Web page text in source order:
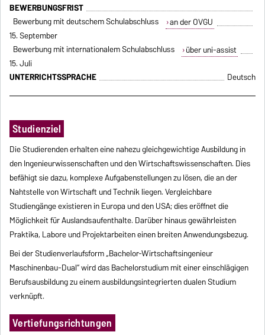
BEWERBUNGSFRIST
Bewerbung mit deutschem Schulabschluss
an der OVGU
15. September
Bewerbung mit internationalem Schulabschluss
über uni-assist
15. Juli
UNTERRICHTSSPRACHE
Deutsch
Studienziel
Die Studierenden erhalten eine nahezu gleichgewichtige Ausbildung in
den Ingenieurwissenschaften und den Wirtschaftswissenschaften. Dies
befähigt sie dazu, komplexe Aufgabenstellungen zu lösen, die an der
Nahtstelle von Wirtschaft und Technik liegen. Vergleichbare
Studiengänge existieren in Europa und den USA; dies eröffnet die
Möglichkeit für Auslandsaufenthalte. Darüber hinaus gewährleisten
Praktika, Labore und Projektarbeiten einen breiten Anwendungsbezug.
Bei der Studienverlaufsform „Bachelor-Wirtschaftsingenieur
Maschinenbau-Dual“ wird das Bachelorstudium mit einer einschlägigen
Berufsausbildung zu einem ausbildungsintegrierten dualen Studium
verknüpft.
Vertiefungsrichtungen